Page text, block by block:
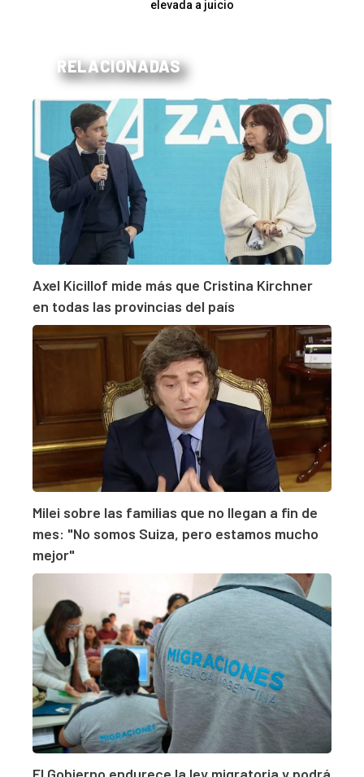
elevada a juicio
RELACIONADAS
Axel Kicillof mide más que Cristina Kirchner
en todas las provincias del país
Milei sobre las familias que no llegan a fin de
mes: "No somos Suiza, pero estamos mucho
mejor"